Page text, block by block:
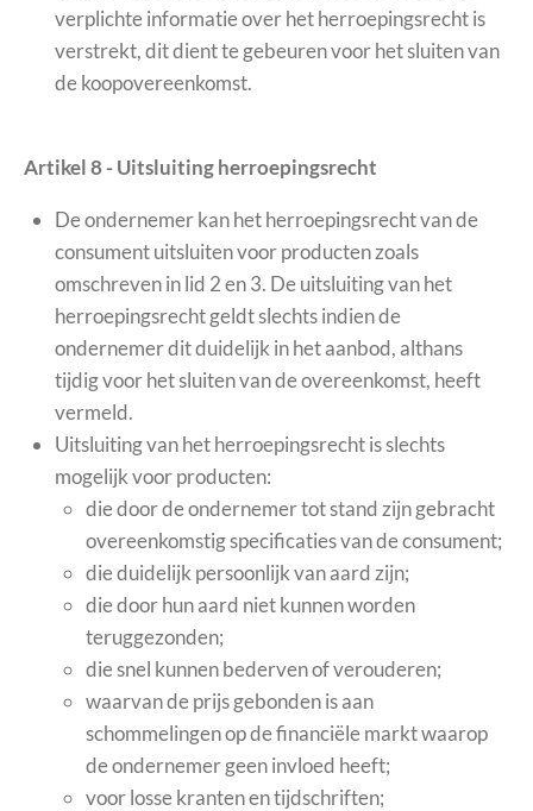
verplichte informatie over het herroepingsrecht is
verstrekt, dit dient te gebeuren voor het sluiten van
de koopovereenkomst.
Artikel 8 - Uitsluiting herroepingsrecht
De ondernemer kan het herroepingsrecht van de
consument uitsluiten voor producten zoals
omschreven in lid 2 en 3. De uitsluiting van het
herroepingsrecht geldt slechts indien de
ondernemer dit duidelijk in het aanbod, althans
tijdig voor het sluiten van de overeenkomst, heeft
vermeld.
Uitsluiting van het herroepingsrecht is slechts
mogelijk voor producten:
die door de ondernemer tot stand zijn gebracht
overeenkomstig specificaties van de consument;
die duidelijk persoonlijk van aard zijn;
die door hun aard niet kunnen worden
teruggezonden;
die snel kunnen bederven of verouderen;
waarvan de prijs gebonden is aan
schommelingen op de financiële markt waarop
de ondernemer geen invloed heeft;
voor losse kranten en tijdschriften;